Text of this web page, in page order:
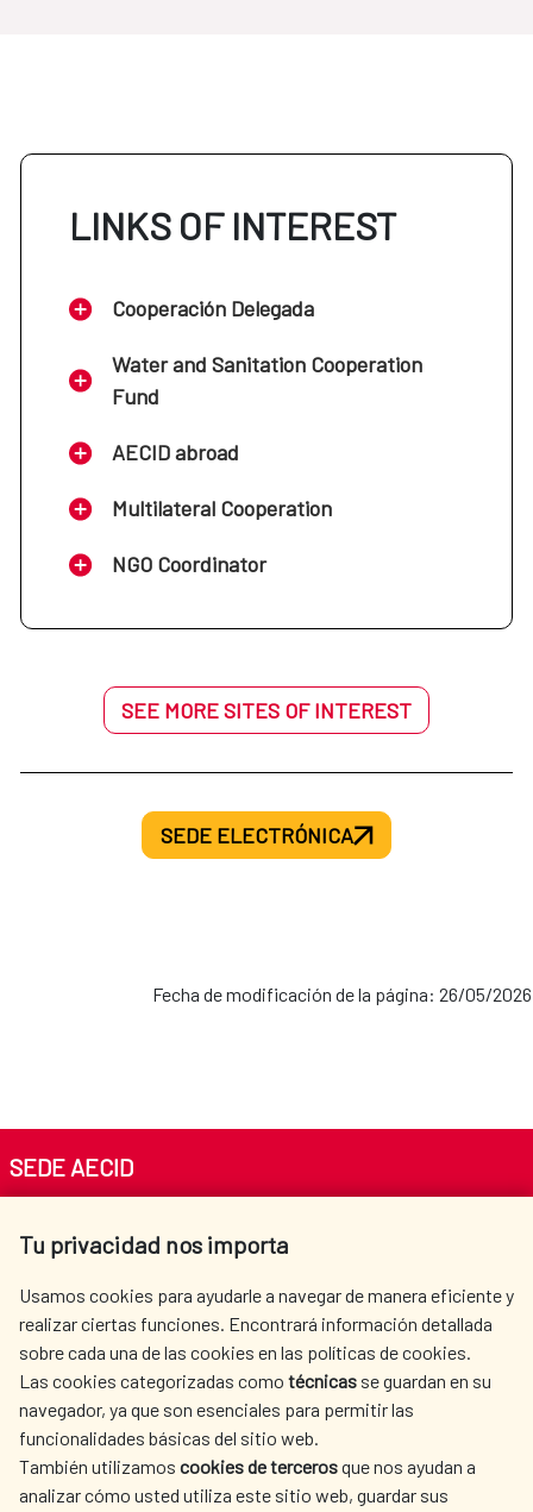
LINKS OF INTEREST
Cooperación Delegada
Water and Sanitation Cooperation
Fund
AECID abroad
Multilateral Cooperation
NGO Coordinator
SEE MORE SITES OF INTEREST
SEDE ELECTRÓNICA
Fecha de modificación de la página: 26/05/2026
Tu privacidad nos importa
Usamos cookies para ayudarle a navegar de manera eficiente y
realizar ciertas funciones. Encontrará información detallada
sobre cada una de las cookies en las políticas de cookies.
Las cookies categorizadas como técnicas se guardan en su
navegador, ya que son esenciales para permitir las
funcionalidades básicas del sitio web.
También utilizamos cookies de tercerosque nos ayudan a
analizar cómo usted utiliza este sitio web, guardar sus
SEDE AECID
Tel. +34 900 20 30 54​​​​​​​
AECID
WHERE DO WE COOPERATE?
SPANISH HUMANITARIAN
ACTION
PRESS ROOM
CULTURE AND SCIENCE LIBRARY